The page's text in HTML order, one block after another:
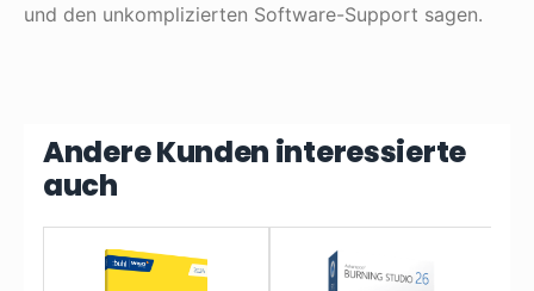
und den unkomplizierten Software-Support sagen.
Andere Kunden interessierte
auch